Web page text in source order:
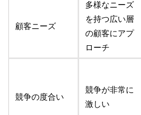
顧客ニーズ
多様なニーズ
を持つ広い層
の顧客にアプ
ローチ
競争の度合い
競争が非常に
激しい